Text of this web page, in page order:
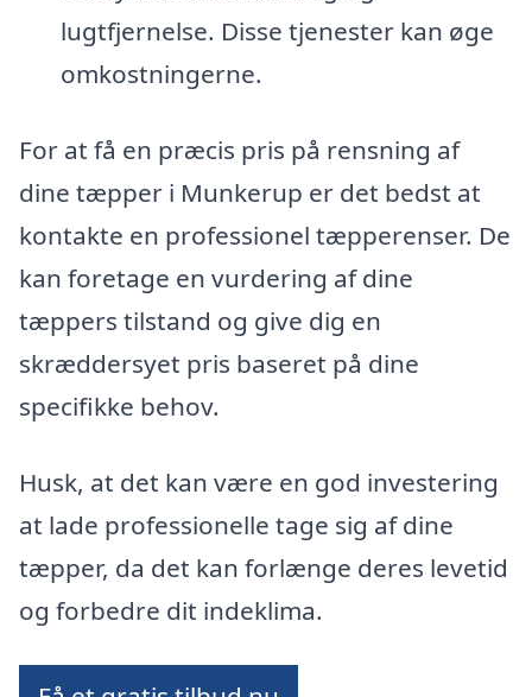
lugtfjernelse. Disse tjenester kan øge
omkostningerne.
For at få en præcis pris på rensning af
dine tæpper i Munkerup er det bedst at
kontakte en professionel tæpperenser. De
kan foretage en vurdering af dine
tæppers tilstand og give dig en
skræddersyet pris baseret på dine
specifikke behov.
Husk, at det kan være en god investering
at lade professionelle tage sig af dine
tæpper, da det kan forlænge deres levetid
og forbedre dit indeklima.